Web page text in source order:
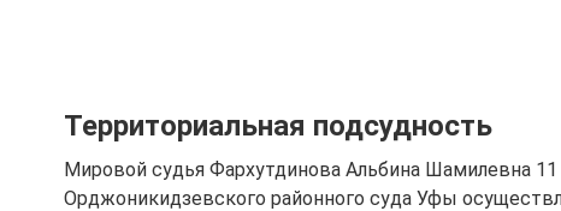
Территориальная подсудность
Мировой судья Фархутдинова Альбина Шамилевна 11
Орджоникидзевского районного суда Уфы